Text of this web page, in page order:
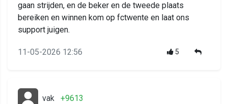
gaan strijden, en de beker en de tweede plaats
bereiken en winnen kom op fctwente en laat ons
support juigen.
11-05-2026 12:56 5
vak +9613